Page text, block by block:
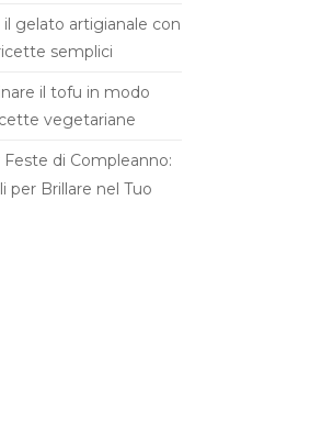
gelato artigianale con
semplici
il tofu in modo
vegetariane
di Compleanno:
per Brillare nel Tuo